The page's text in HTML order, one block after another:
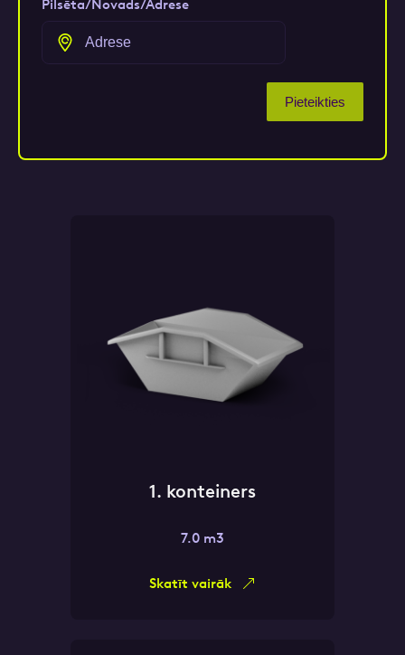
Pilsēta/Novads/Adrese
Pieteikties
1. konteiners
7.0 m3
Skatīt vairāk